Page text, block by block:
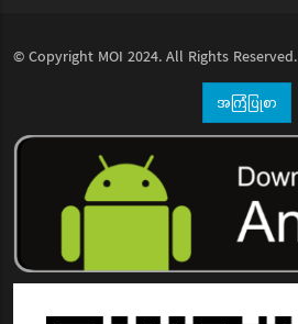
© Copyright MOI 2024. All Rights Reserved.
အကြံပြုစာ